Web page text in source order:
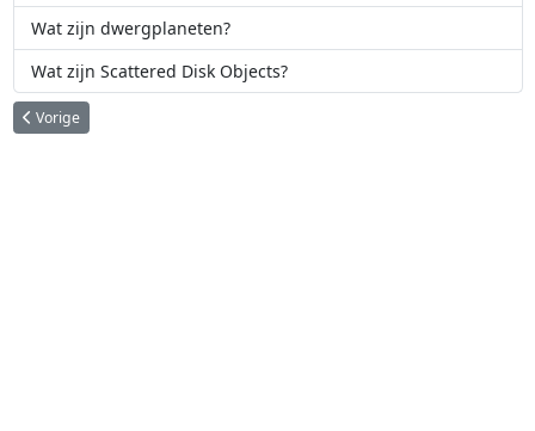
Wat zijn dwergplaneten?
Wat zijn Scattered Disk Objects?
Vorig artikel: De Kuipergordel
Vorige